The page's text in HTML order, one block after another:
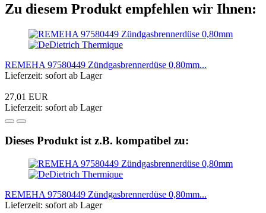
Zu diesem Produkt empfehlen wir Ihnen:
REMEHA 97580449 Zündgasbrennerdüse 0,80mm...
Lieferzeit: sofort ab Lager
27,01 EUR
Lieferzeit: sofort ab Lager
Dieses Produkt ist z.B. kompatibel zu:
REMEHA 97580449 Zündgasbrennerdüse 0,80mm...
Lieferzeit: sofort ab Lager